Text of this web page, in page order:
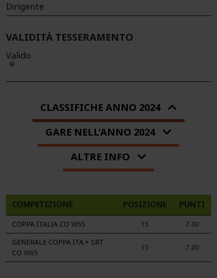
Dirigente
VALIDITÀ TESSERAMENTO
Valido
CLASSIFICHE ANNO 2024
GARE NELL'ANNO 2024
ALTRE INFO
COMPETIZIONE POSIZIONE PUNTI
COPPA ITALIA CO W65 15
7.00
GENERALE COPPA ITA.+ SRT
CO W65
15 7.00